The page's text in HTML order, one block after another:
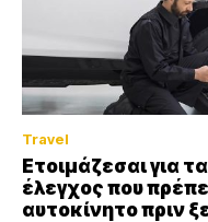
Travel
Ετοιμάζεσαι για
έλεγχος που
αυτοκίνητο πριν